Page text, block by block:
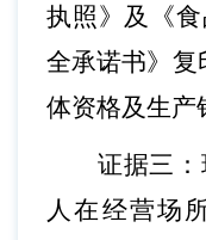
执照》及《
全承诺书》复
体资格及生产
证据三
人在经营场